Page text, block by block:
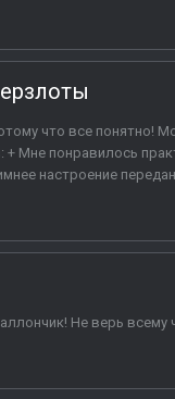
что все
Мне понравилось
настроение
Не верь всему